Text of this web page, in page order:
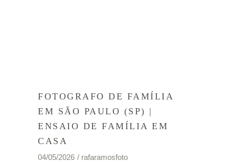
FOTOGRAFO DE FAMÍLIA
EM SÃO PAULO (SP) |
ENSAIO DE FAMÍLIA EM
CASA
04/05/2026 rafaramosfoto